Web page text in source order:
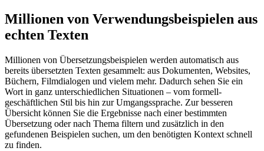
Millionen von Verwendungsbeispielen aus
echten Texten
Millionen von Übersetzungsbeispielen werden automatisch aus
bereits übersetzten Texten gesammelt: aus Dokumenten, Websites,
Büchern, Filmdialogen und vielem mehr. Dadurch sehen Sie ein
Wort in ganz unterschiedlichen Situationen – vom formell-
geschäftlichen Stil bis hin zur Umgangssprache. Zur besseren
Übersicht können Sie die Ergebnisse nach einer bestimmten
Übersetzung oder nach Thema filtern und zusätzlich in den
gefundenen Beispielen suchen, um den benötigten Kontext schnell
zu finden.